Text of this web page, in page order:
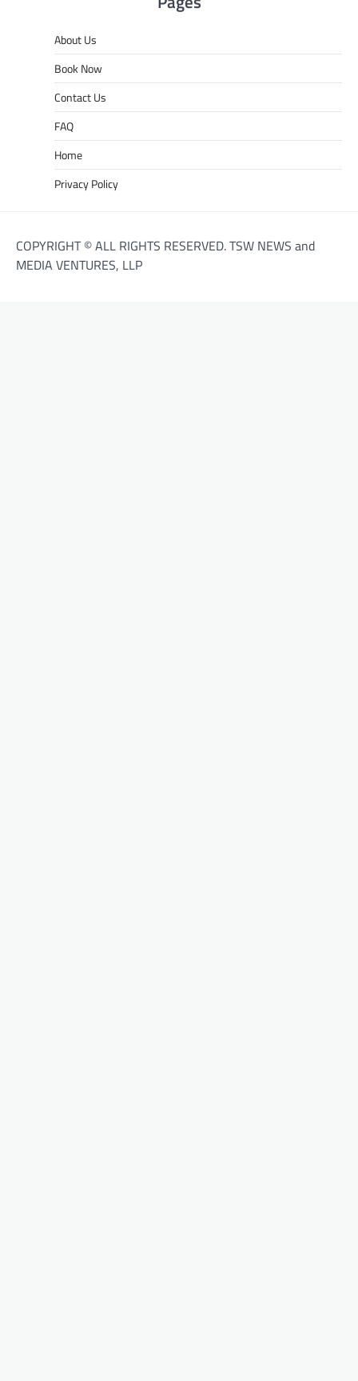
About Us
Book Now
Contact Us
FAQ
Home
Privacy Policy
COPYRIGHT © ALL RIGHTS RESERVED. TSW NEWS and
MEDIA VENTURES, LLP